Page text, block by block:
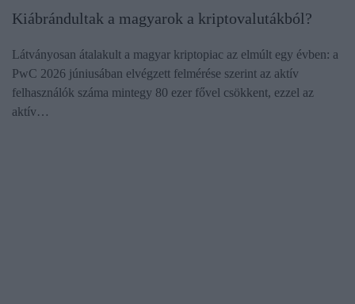
Kiábrándultak a magyarok a kriptovalutákból?
Látványosan átalakult a magyar kriptopiac az elmúlt egy évben: a
PwC 2026 júniusában elvégzett felmérése szerint az aktív
felhasználók száma mintegy 80 ezer fővel csökkent, ezzel az
aktív…